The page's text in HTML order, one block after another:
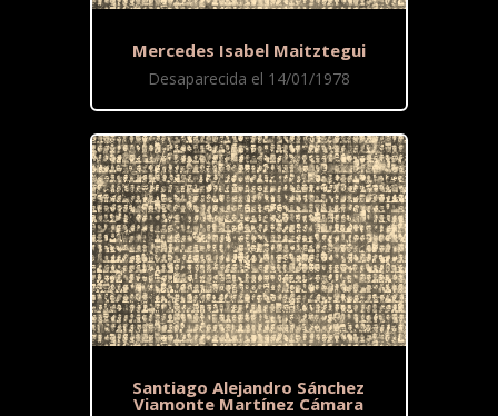
Mercedes Isabel Maitztegui
Desaparecida el 14/01/1978
Santiago Alejandro Sánchez
Viamonte Martínez Cámara